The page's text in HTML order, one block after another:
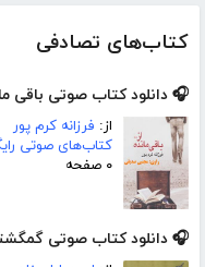
کتاب‌های تصادفی
🎧 دانلود کتاب صوتی باقی
از: فرزانه کرم پور
کتاب‌های صوتی
۰ صفحه
🎧 دانلود کتاب صوتی